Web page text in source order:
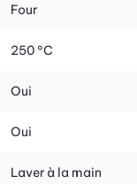
Four
250 °C
Oui
Oui
Laver à la main